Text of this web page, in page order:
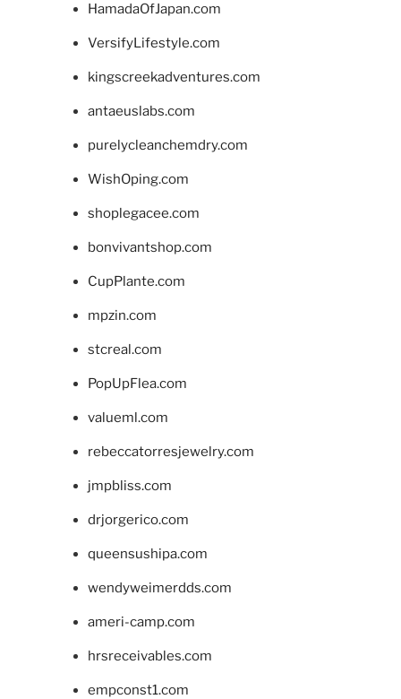
HamadaOfJapan.com
VersifyLifestyle.com
kingscreekadventures.com
antaeuslabs.com
purelycleanchemdry.com
WishOping.com
shoplegacee.com
bonvivantshop.com
CupPlante.com
mpzin.com
stcreal.com
PopUpFlea.com
valueml.com
rebeccatorresjewelry.com
jmpbliss.com
drjorgerico.com
queensushipa.com
wendyweimerdds.com
ameri-camp.com
hrsreceivables.com
empconst1.com